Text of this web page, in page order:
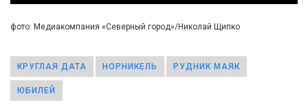
фото: Медиакомпания «Северный город»/Николай Щипко
КРУГЛАЯ ДАТА НОРНИКЕЛЬ РУДНИК МАЯК
ЮБИЛЕЙ